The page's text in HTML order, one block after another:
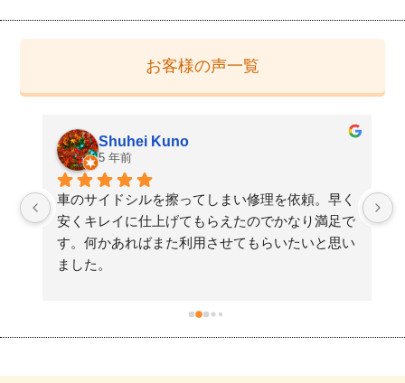
お客様の声一覧
Shuhei Kuno
5 年前
車のサイドシルを擦ってしまい修理を依頼。早く
安くキレイに仕上げてもらえたのでかなり満足で
す。何かあればまた利用させてもらいたいと思い
ました。